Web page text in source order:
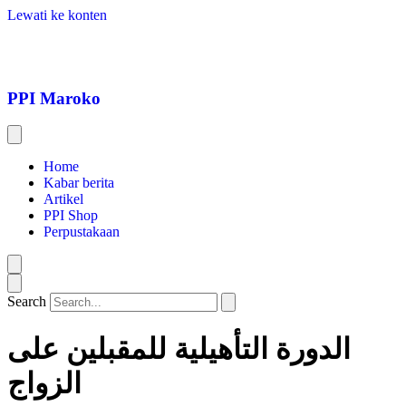
Lewati ke konten
PPI Maroko
Home
Kabar berita
Artikel
PPI Shop
Perpustakaan
Search
الدورة التأهيلية للمقبلين على
الزواج